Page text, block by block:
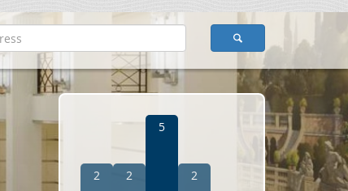
2 2
5
2